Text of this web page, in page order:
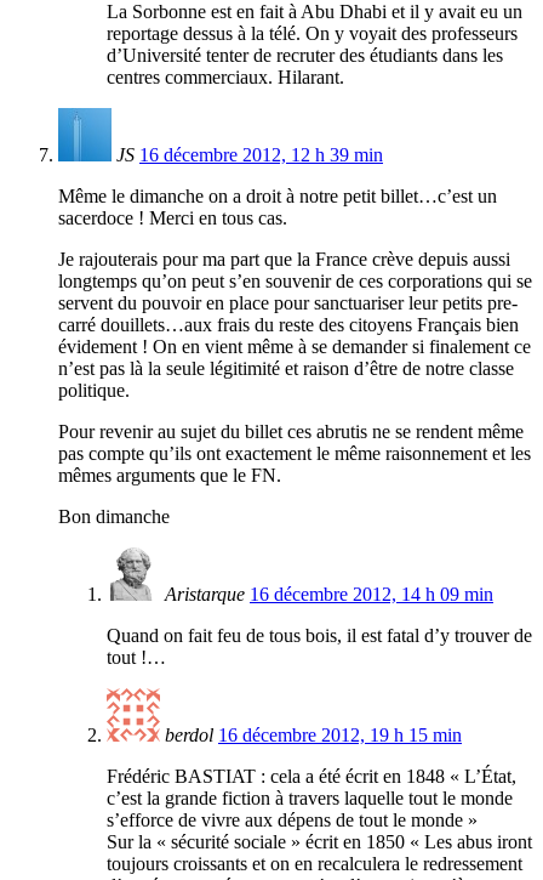
La Sorbonne est en fait à Abu Dhabi et il y avait eu un
reportage dessus à la télé. On y voyait des professeurs
d’Université tenter de recruter des étudiants dans les
centres commerciaux. Hilarant.
JS 16 décembre 2012, 12 h 39 min
Même le dimanche on a droit à notre petit billet…c’est un
sacerdoce ! Merci en tous cas.
Je rajouterais pour ma part que la France crève depuis aussi
longtemps qu’on peut s’en souvenir de ces corporations qui se
servent du pouvoir en place pour sanctuariser leur petits pre-
carré douillets…aux frais du reste des citoyens Français bien
évidement ! On en vient même à se demander si finalement ce
n’est pas là la seule légitimité et raison d’être de notre classe
politique.
Pour revenir au sujet du billet ces abrutis ne se rendent même
pas compte qu’ils ont exactement le même raisonnement et les
mêmes arguments que le FN.
Bon dimanche
Aristarque 16 décembre 2012, 14 h 09 min
Quand on fait feu de tous bois, il est fatal d’y trouver de
tout !…
berdol 16 décembre 2012, 19 h 15 min
Frédéric BASTIAT : cela a été écrit en 1848 « L’État,
c’est la grande fiction à travers laquelle tout le monde
s’efforce de vivre aux dépens de tout le monde »
Sur la « sécurité sociale » écrit en 1850 « Les abus iront
toujours croissants et on en recalculera le redressement